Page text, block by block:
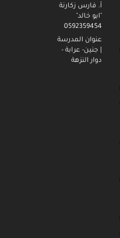
أ. فارس زكارنة
"ابو خالد"
0592359454
عنوان المدرسة
| جنين- عرابة -
دوار النزهة